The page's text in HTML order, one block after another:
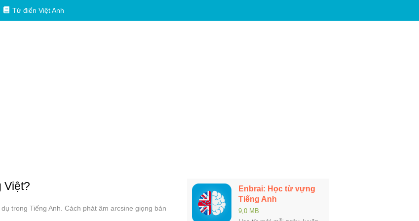
Từ điển Việt Anh
Việt?
trong Tiếng Anh. Cách phát âm arcsine giọng bản
Enbrai: Học từ vựng
Tiếng Anh
9,0 MB